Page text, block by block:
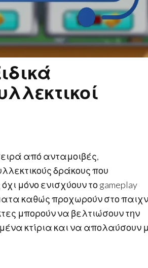
από ανταμοιβές,
δράκους που
μόνο ενισχύουν το gameplay
καθώς προχωρούν στο
μπορούν να βελτιώσουν την
κτίρια και να απολαύσουν